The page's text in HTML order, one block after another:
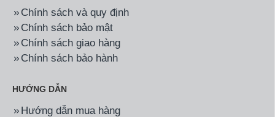
Chính sách và quy định
Chính sách bảo mật
Chính sách giao hàng
Chính sách bảo hành
HƯỚNG DẪN
Hướng dẫn mua hàng